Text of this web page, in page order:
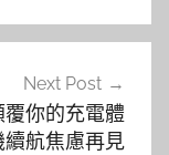
Next Post
你的充電體
續航焦慮再見